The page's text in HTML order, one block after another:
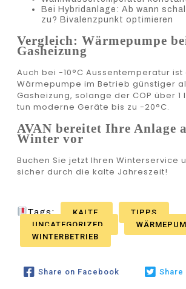
Bei Hybridanlage: Ab wann
zu? Bivalenzpunkt optimieren
Vergleich: Wärmepumpe
Gasheizung
Auch bei -10°C Aussentemperatur ist
Wärmepumpe im Betrieb günstiger
Gasheizung, solange der COP über 1
tun moderne Geräte bis zu -20°C.
AVAN bereitet Ihre Anlage
Winter vor
Buchen Sie jetzt Ihren Winterservice
sicher durch die kalte Jahreszeit!
Tags: KALTE
TIPPS
UNCATEGORIZED
WINTERBETRIEB
Share on Facebook